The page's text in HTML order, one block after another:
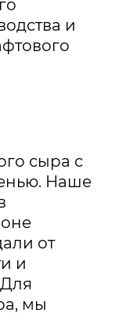
и
сыра с
Наше
от
и
мы